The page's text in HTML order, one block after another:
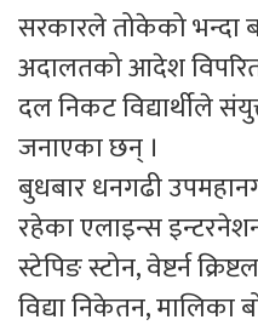
सरकारले तोकेको भन्दा
अदालतको आदेश
दल निकट विद्यार्थीले
जनाएका छन् ।
बुधबार धनगढी
रहेका एलाइन्स
स्टेपिङ स्टोन, वेष्टर्न
विद्या निकेतन, मालिका